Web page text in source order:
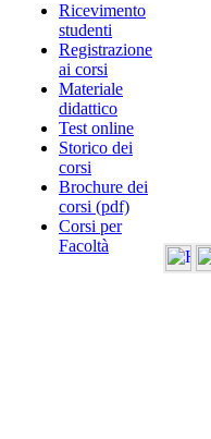
Ricevimento
studenti
Registrazione
ai corsi
Materiale
didattico
Test online
Storico dei
corsi
Brochure dei
corsi (pdf)
Corsi per
Facoltà